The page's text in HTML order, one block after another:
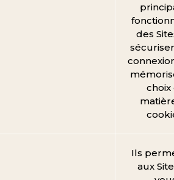
des
choix
Ils
aux